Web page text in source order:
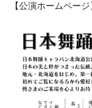
【公演ホームページ